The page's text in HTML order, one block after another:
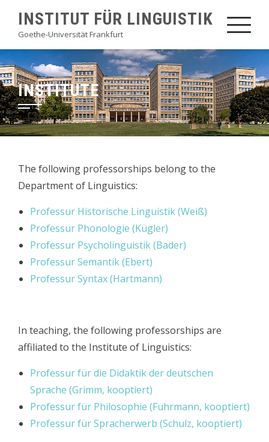
content
INSTITUT FÜR LINGUISTIK
Goethe-Universität Frankfurt
INSTITUTE
The following professorships belong to the
Department of Linguistics:
Professur Historische Linguistik (Weiß)
Professur Phonologie (Kügler)
Professur Psycholinguistik (Bader)
Professur Semantik (Ebert)
ProfessurSyntax (Hartmann)
In teaching, the following professorships are
affiliated to the Institute of Linguistics:
Professur für die Didaktik der deutschen
Sprache (Grimm, kooptiert)
Professurfür Philosophie (Fuhrmann, kooptiert)
Professurfür Spracherwerb (Schulz, kooptiert)